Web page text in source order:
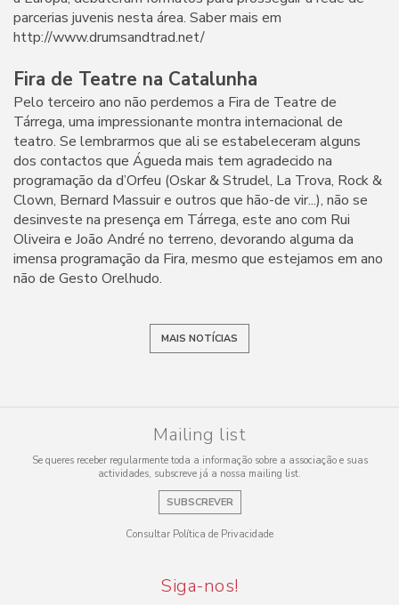
parcerias juvenis nesta área. Saber mais em
http://www.drumsandtrad.net/
Fira de Teatre na Catalunha
Pelo terceiro ano não perdemos a Fira de Teatre de
Tárrega, uma impressionante montra internacional de
teatro. Se lembrarmos que ali se estabeleceram alguns
dos contactos que Águeda mais tem agradecido na
programação da d’Orfeu (Oskar & Strudel, La Trova, Rock &
Clown, Bernard Massuir e outros que hão-de vir...), não se
desinveste na presença em Tárrega, este ano com Rui
Oliveira e João André no terreno, devorando alguma da
imensa programação da Fira, mesmo que estejamos em ano
não de Gesto Orelhudo.
MAIS NOTÍCIAS
Mailing list
Se queres receber regularmente toda a informação sobre a associação e suas
actividades, subscreve já a nossa mailing list.
SUBSCREVER
Consultar Política de Privacidade
Siga-nos!